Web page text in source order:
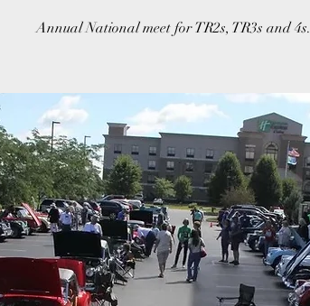
Annual National meet for TR2s, TR3s and 4s.